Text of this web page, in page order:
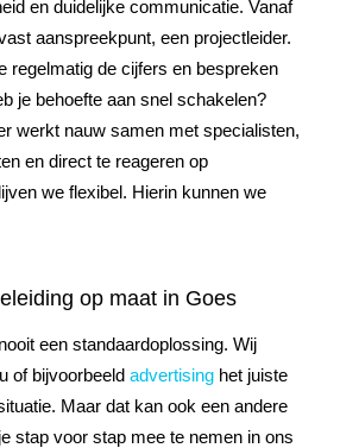
en duidelijke communicatie. Vanaf
aanspreekpunt, een projectleider.
regelmatig de cijfers en bespreken
je behoefte aan snel schakelen?
werkt nauw samen met specialisten,
en direct te reageren op
we flexibel. Hierin kunnen we
op maat in Goes
een standaardoplossing. Wij
of bijvoorbeeld advertising het juiste
Maar dat kan ook een andere
stap voor stap mee te nemen in ons